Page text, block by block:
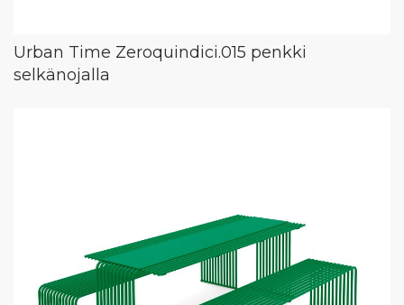
Urban Time Zeroquindici.015 penkki
selkänojalla